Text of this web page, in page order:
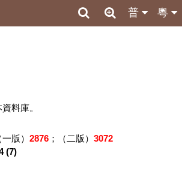
粵
普
料庫。
版） 2876；（二版） 3072
(7)